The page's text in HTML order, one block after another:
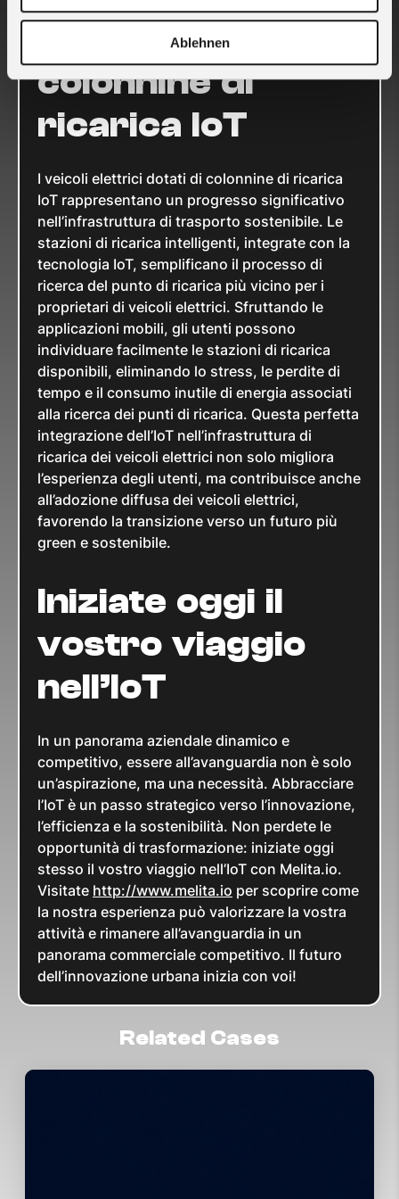
Ablehnen
elettrici con le
colonnine di
ricarica IoT
I veicoli elettrici dotati di colonnine di ricarica
IoT rappresentano un progresso significativo
nell’infrastruttura di trasporto sostenibile. Le
stazioni di ricarica intelligenti, integrate con la
tecnologia IoT, semplificano il processo di
ricerca del punto di ricarica più vicino per i
proprietari di veicoli elettrici. Sfruttando le
applicazioni mobili, gli utenti possono
individuare facilmente le stazioni di ricarica
disponibili, eliminando lo stress, le perdite di
tempo e il consumo inutile di energia associati
alla ricerca dei punti di ricarica. Questa perfetta
integrazione dell’IoT nell’infrastruttura di
ricarica dei veicoli elettrici non solo migliora
l’esperienza degli utenti, ma contribuisce anche
all’adozione diffusa dei veicoli elettrici,
favorendo la transizione verso un futuro più
green e sostenibile.
Iniziate oggi il
vostro viaggio
nell’IoT
In un panorama aziendale dinamico e
competitivo, essere all’avanguardia non è solo
un’aspirazione, ma una necessità. Abbracciare
l’IoT è un passo strategico verso l’innovazione,
l’efficienza e la sostenibilità. Non perdete le
opportunità di trasformazione: iniziate oggi
stesso il vostro viaggio nell’IoT con Melita.io.
Visitate http://www.melita.io per scoprire come
la nostra esperienza può valorizzare la vostra
attività e rimanere all’avanguardia in un
panorama commerciale competitivo. Il futuro
dell’innovazione urbana inizia con voi!
Related Cases